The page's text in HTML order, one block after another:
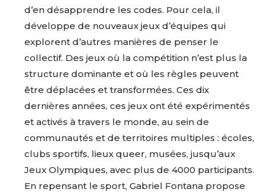
Adresse email*
Nom
Prénom
Statut / Organisation
Adresse email*
Nom
d’en désapprendre les codes. Pour cela, il
développe de nouveaux jeux d’équipes qui
explorent d’autres manières de penser le
collectif. Des jeux où la compétition n’est plus la
structure dominante et où les règles peuvent
être déplacées et transformées. Ces dix
dernières années, ces jeux ont été expérimentés
et activés à travers le monde, au sein de
communautés et de territoires multiples : écoles,
clubs sportifs, lieux queer, musées, jusqu’aux
Jeux Olympiques, avec plus de 4000 participants.
En repensant le sport, Gabriel Fontana propose